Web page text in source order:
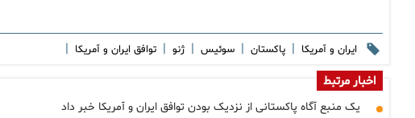
ایران و آمریکا | پاکستان | سوئیس | ژنو | توافق ایران و آمریکا |
اخبار مرتبط
یک منبع آگاه پاکستانی از نزدیک بودن توافق ایران و آمریکا خبر داد